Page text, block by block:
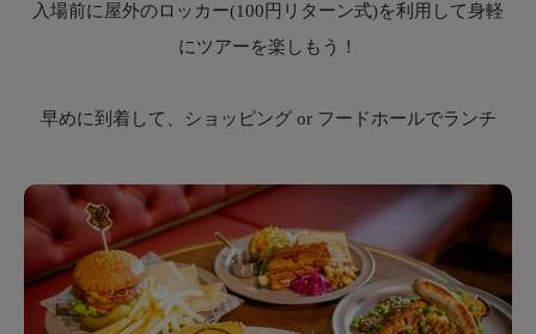
入場前に屋外のロッカー(100円リターン式)を利用して身軽
にツアーを楽しもう！
早めに到着して、ショッピング or フードホールでランチ